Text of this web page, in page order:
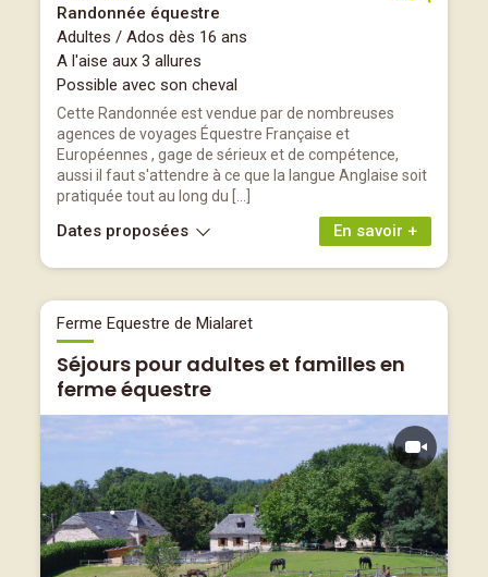
Randonnée équestre
Adultes / Ados dès 16 ans
A l'aise aux 3 allures
Possible avec son cheval
Cette Randonnée est vendue par de nombreuses
agences de voyages Équestre Française et
Européennes , gage de sérieux et de compétence,
aussi il faut s'attendre à ce que la langue Anglaise soit
pratiquée tout au long du […]
En savoir +
Dates proposées
Ferme Equestre de Mialaret
Séjours pour adultes et familles en
ferme équestre